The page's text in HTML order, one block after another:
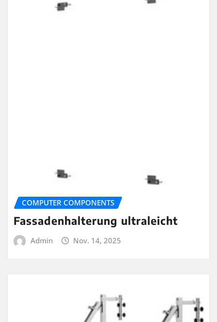
COMPUTER COMPONENTS
Fassadenhalterung ultraleicht
Admin Nov. 14, 2025